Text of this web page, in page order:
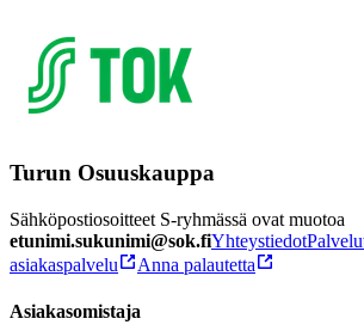
Turun Osuuskauppa
Sähköpostiosoitteet S-ryhmässä ovat muotoa
etunimi.sukunimi@sok.fiYhteystiedot
asiakaspalvelu
Anna palautetta
Asiakasomistaja